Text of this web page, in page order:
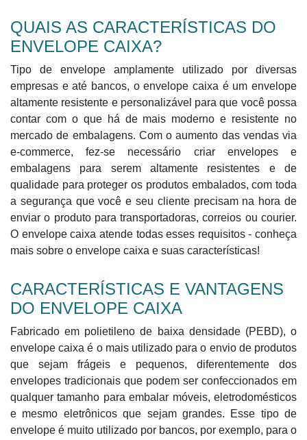
QUAIS AS CARACTERÍSTICAS DO
ENVELOPE CAIXA?
Tipo de envelope amplamente utilizado por diversas
empresas e até bancos, o envelope caixa é um envelope
altamente resistente e personalizável para que você possa
contar com o que há de mais moderno e resistente no
mercado de embalagens. Com o aumento das vendas via
e-commerce, fez-se necessário criar envelopes e
embalagens para serem altamente resistentes e de
qualidade para proteger os produtos embalados, com toda
a segurança que você e seu cliente precisam na hora de
enviar o produto para transportadoras, correios ou courier.
O envelope caixa atende todas esses requisitos - conheça
mais sobre o envelope caixa e suas características!
CARACTERÍSTICAS E VANTAGENS
DO ENVELOPE CAIXA
Fabricado em polietileno de baixa densidade (PEBD), o
envelope caixa é o mais utilizado para o envio de produtos
que sejam frágeis e pequenos, diferentemente dos
envelopes tradicionais que podem ser confeccionados em
qualquer tamanho para embalar móveis, eletrodomésticos
e mesmo eletrônicos que sejam grandes. Esse tipo de
envelope é muito utilizado por bancos, por exemplo, para o